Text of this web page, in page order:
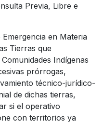
Previa, Libre e
Emergencia en Materia
Tierras que
Indígenas
prórrogas,
técnico-jurídico-
de dichas tierras,
si el operativo
con territorios ya